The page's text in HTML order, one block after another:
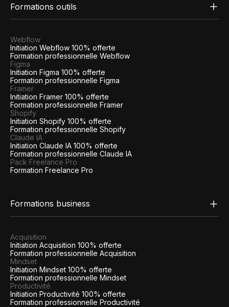
Formations outils
Webflow
Initiation Webflow 100% offerte
Formation professionnelle Webflow
Figma
Initiation Figma 100% offerte
Formation professionnelle Figma
Framer
Initiation Framer 100% offerte
Formation professionnelle Framer
Shopify
Initiation Shopify 100% offerte
Formation professionnelle Shopify
Claude IA
Initiation Claude IA 100% offerte
Formation professionnelle Claude IA
Pack Freelance Pro
Formation Freelance Pro
Formations business
Acquisition
Initiation Acquisition 100% offerte
Formation professionnelle Acquisition
Mindset
Initiation Mindset 100% offerte
Formation professionnelle Mindset
Productivité
Initiation Productivité 100% offerte
Formation professionnelle Productivité